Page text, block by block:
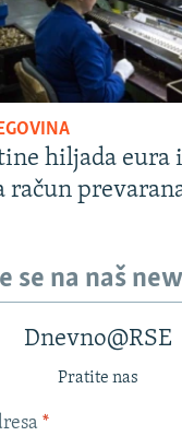
hiljada eura
račun
se na naš
Dnevno@RSE
Pratite nas
*